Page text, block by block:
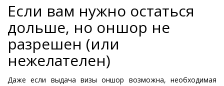
Если вам нужно остаться
дольше, но оншор не
разрешен (или
нежелателен)
Даже если выдача визы оншор возможна, необходимая